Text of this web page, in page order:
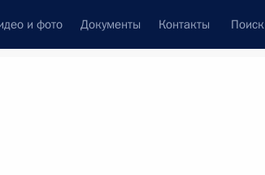
и фото Документы Контакты Поиск